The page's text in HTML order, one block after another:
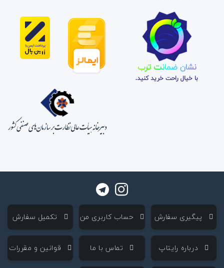
نشان ضمانت ترب
با خیال راحت خرید کنید.
‌ پیگیری سفارش ‌ حساب کاربری من ‌ تکمیل سفارش
‌ درباره رایتاپ ‌ تماس با ما ‌ قوانین و مقررات